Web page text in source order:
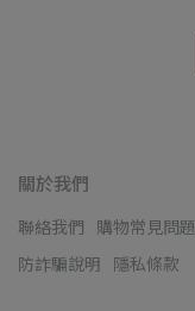
關於我們
聯絡我們 購物常見問題
防詐騙說明 隱私條款